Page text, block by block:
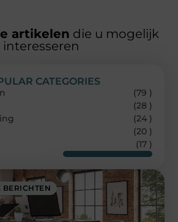
artikelen die u mogelijk
interesseren
BERICHTEN
CATEGORIES
(79 )
(28 )
(24 )
(20 )
(17 )